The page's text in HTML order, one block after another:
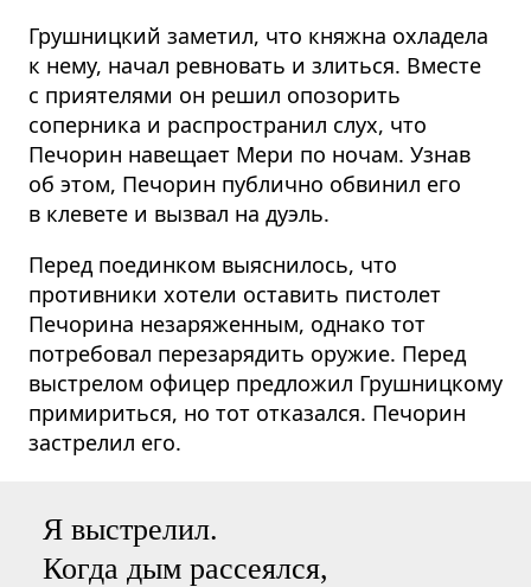
Грушницкий заметил, что княжна охладела
к нему, начал ревновать и злиться. Вместе
с приятелями он решил опозорить
соперника и распространил слух, что
Печорин навещает Мери по ночам. Узнав
об этом, Печорин публично обвинил его
в клевете и вызвал на дуэль.
Перед поединком выяснилось, что
противники хотели оставить пистолет
Печорина незаряженным, однако тот
потребовал перезарядить оружие. Перед
выстрелом офицер предложил Грушницкому
примириться, но тот отказался. Печорин
застрелил его.
Я выстрелил.
Когда дым рассеялся,